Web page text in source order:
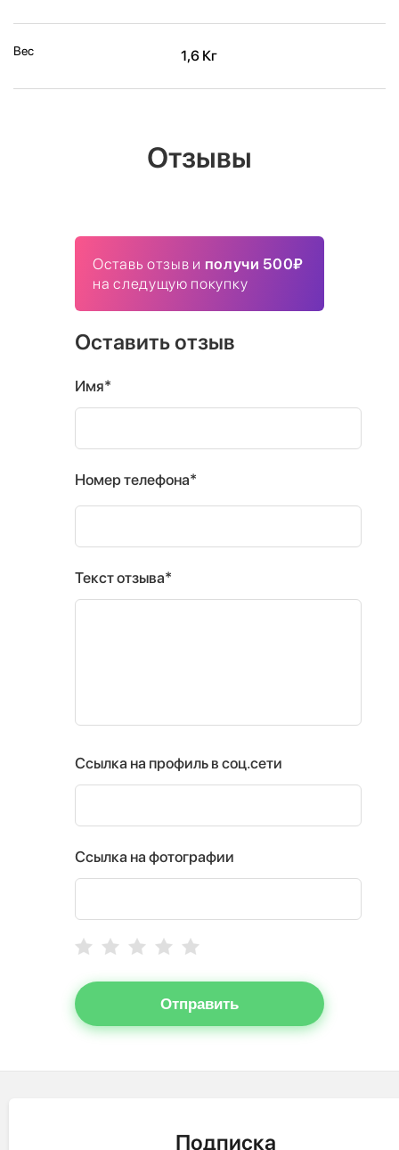
Вес 1,6 Кг
Отзывы
Оставь отзыв и получи 500₽
на следущую покупку
Оставить отзыв
Имя*
Номер телефона*
Текст отзыва*
Ссылка на профиль в соц.сети
Ссылка на фотографии
Отправить
Подписка